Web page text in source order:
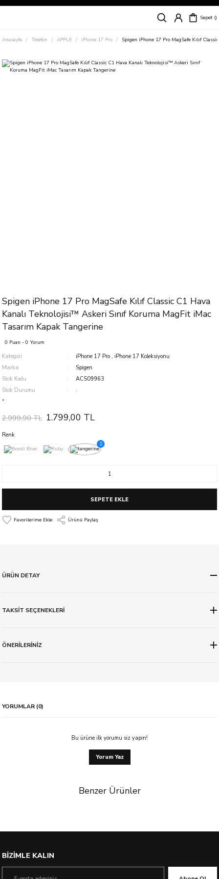
Siparişleriniz
Süper İndirimli Fiyatlar
Sepet
Anasayfa Telefon APPLE iPhone 17 Pro Spigen iPhone 17 Pro MagSafe Kılıf
Spigen iPhone 17 Pro MagSafe Kılıf Classic C1 Hava
Kanalı Teknolojisi™ Askeri Sınıf Koruma MagFit iMac
Tasarım Kapak Tangerine
0 Puan - 0 Yorum
Kategori iPhone 17 Pro , iPhone 17 Koleksiyonu
Marka
Spigen
Stok Kodu
ACS09963
Stok Durumu
.
*.
2.999,90 TL 1.799,00 TL
Renk
SEPETE EKLE
Ürünü Paylaş
ÜRÜN DETAY
TAKSİT SEÇENEKLERİ
ÖNERİLERİNİZ
YORUMLAR (0)
Bu ürüne ilk yorumu siz yapın!
Yorum Yaz
Benzer Ürünler
BİZİMLE KALIN